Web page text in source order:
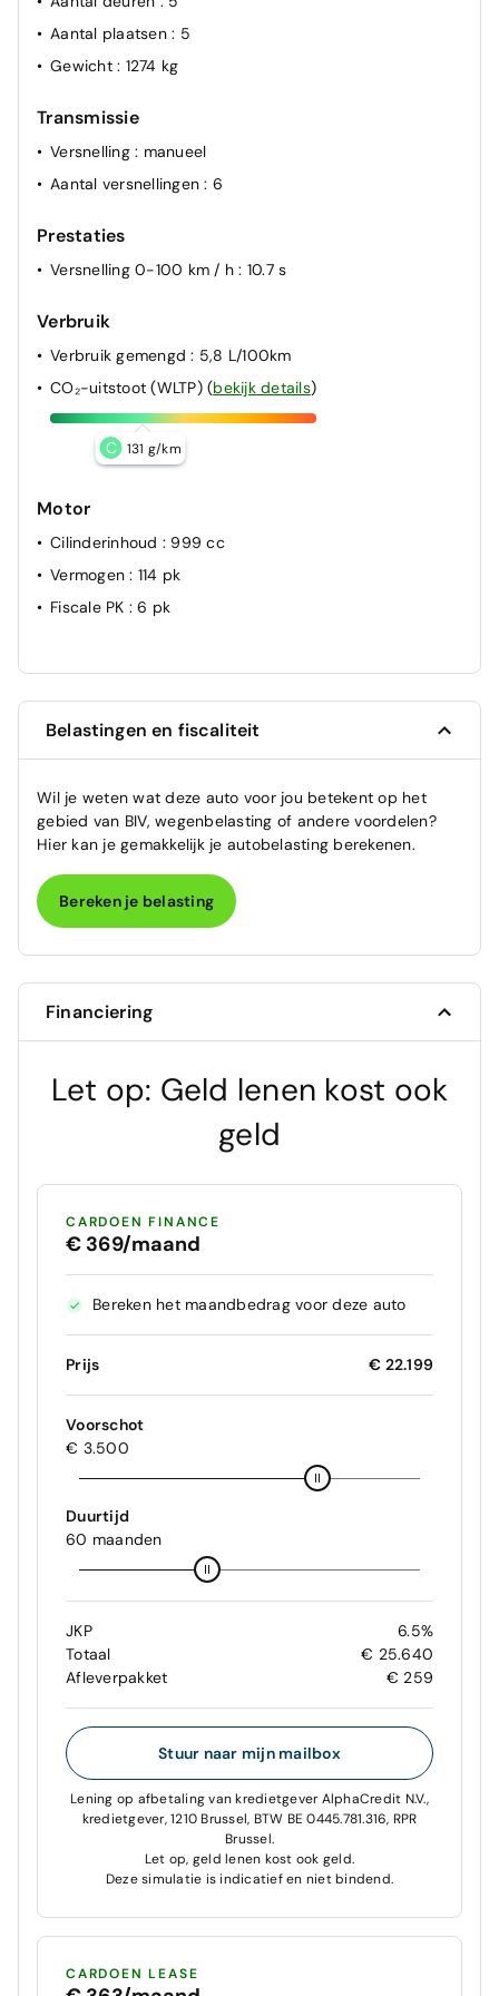
Aantal plaatsen : 5
Gewicht : 1274 kg
Transmissie
Versnelling : manueel
Aantal versnellingen: 6
Prestaties
Versnelling 0-100 km / h: 10.7 s
Verbruik
Verbruik gemengd: 5,8 L/100km
CO₂-uitstoot (WLTP) (bekijk details)
C 131 g/km
Motor
Cilinderinhoud : 999 cc
Vermogen: 114 pk
Fiscale PK : 6 pk
Belastingen en fiscaliteit
Wil je weten wat deze auto voor jou betekent op het
gebied van BIV, wegenbelasting of andere voordelen?
Hier kan je gemakkelijk je autobelasting berekenen.
Bereken je belasting
Financiering
Let op: Geld lenen kost ook
geld
CARDOEN FINANCE
€ 369/maand
Bereken het maandbedrag voor deze auto
Prijs € 22.199
Voorschot
€ 3.500
Duurtijd
60 maanden
JKP
6.5%
Totaal
€ 25.640
Afleverpakket
€ 259
Stuur naar mijn mailbox
Lening op afbetaling van kredietgever AlphaCredit N.V.,
kredietgever, 1210 Brussel, BTW BE 0445.781.316, RPR
Brussel.
Let op, geld lenen kost ook geld.
Deze simulatie is indicatief en niet bindend.
CARDOEN LEASE